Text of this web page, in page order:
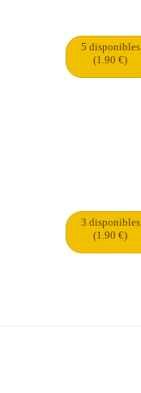
5 disponibles
(1.90 €)
3 disponibles
(1.90 €)